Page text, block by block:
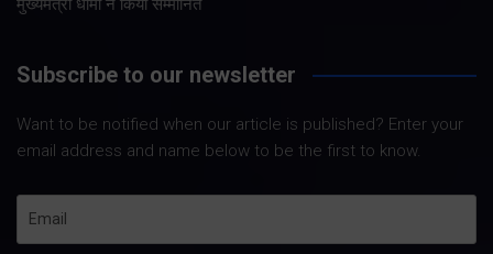
मुख्यमंत्री धामी ने किया सम्मानित
Subscribe to our newsletter
Want to be notified when our article is published? Enter your
email address and name below to be the first to know.